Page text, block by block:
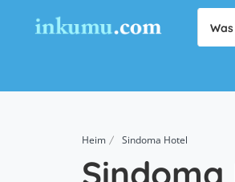
Was
Heim Sindoma Hotel